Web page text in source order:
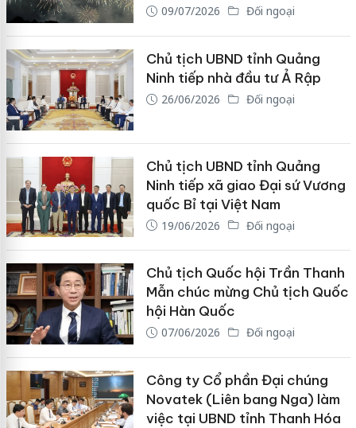
09/07/2026 Đối ngoại
Chủ tịch UBND tỉnh Quảng
Ninh tiếp nhà đầu tư Ả Rập
26/06/2026 Đối ngoại
Chủ tịch UBND tỉnh Quảng
Ninh tiếp xã giao Đại sứ Vương
quốc Bỉ tại Việt Nam
19/06/2026 Đối ngoại
Chủ tịch Quốc hội Trần Thanh
Mẫn chúc mừng Chủ tịch Quốc
hội Hàn Quốc
07/06/2026 Đối ngoại
Công ty Cổ phần Đại chúng
Novatek (Liên bang Nga) làm
việc tại UBND tỉnh Thanh Hóa